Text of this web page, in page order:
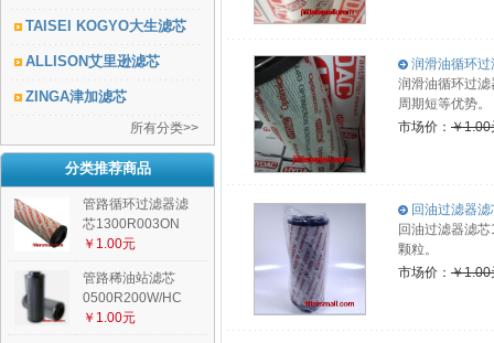
TAISEI KOGYO大生滤芯
ALLISON艾里逊滤芯
ZINGA津加滤芯
所有分类>>
分类推荐商品
管路循环过滤器滤
芯1300R003ON
￥1.00元
管路稀油站滤芯
0500R200W/HC
￥1.00元
润滑油循环
润滑油循环过
周期短等优势。
市场价： ￥1.00
回油过滤器
回油过滤器滤
颗粒。
市场价： ￥1.00